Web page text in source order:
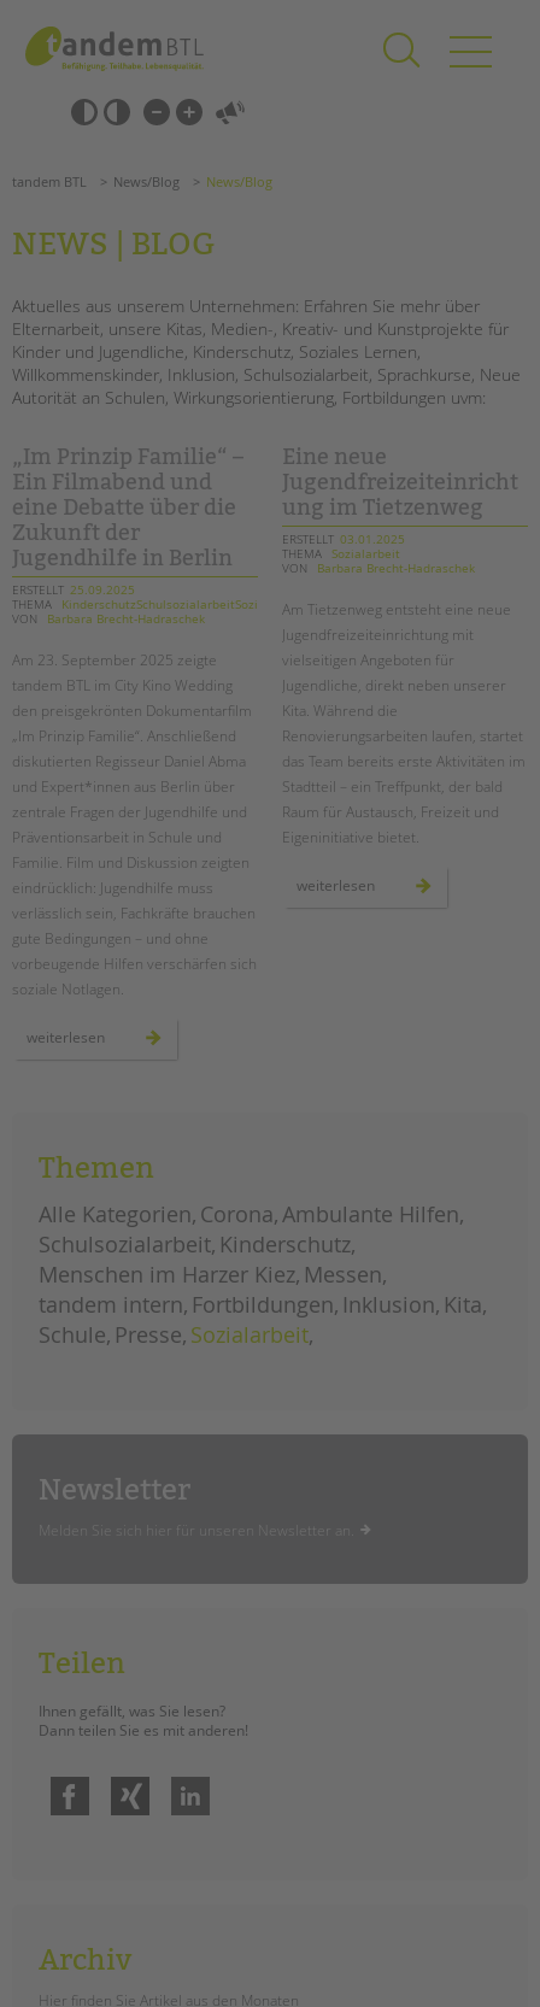
springen
Barrierefrei-
Einstellungen
überspringen
überspringen
SCHULE & GANZTAG
Grundschulen
Oberschulen
Förderzentren
Kollegs
Schulbezogene Sozialarbeit
Tagesgruppen
HILFEN ZUR ERZIEHUNG
EINGLIEDERUNGSHILFE
TANDEM BTL AKADEMIE
Zertfikatskurse
Seminarkalender
Seminarräume
STADTTEILARBEIT
PROFIL | LEITBILD
Bereiche im Überblick
Kinder- und Jugendschutz
Unsere Videos
Gesellschafter VdK
Stellenangebote
NEWS/BLOG
unkuerzbar
Briefe an Kai
Impressum
Datenschutz
Intranet
tandem BTL News/Blog News/Blog
NEWS | BLOG
Aktuelles aus unserem Unternehmen: Erfahren Sie mehr über
Elternarbeit, unsere Kitas, Medien-, Kreativ- und Kunstprojekte für
Kinder und Jugendliche, Kinderschutz, Soziales Lernen,
Willkommenskinder, Inklusion, Schulsozialarbeit, Sprachkurse, Neue
Autorität an Schulen, Wirkungsorientierung, Fortbildungen uvm:
„Im Prinzip Familie“ –
Ein Filmabend und
eine Debatte über die
Zukunft der
Jugendhilfe in Berlin
ERSTELLT 25.09.2025
THEMA
KinderschutzSchulsozialarbeitSozialarbeit
VON
Barbara Brecht-Hadraschek
Am 23. September 2025 zeigte
tandem BTL im City Kino Wedding
den preisgekrönten Dokumentarfilm
„Im Prinzip Familie“. Anschließend
diskutierten Regisseur Daniel Abma
und Expert*innen aus Berlin über
zentrale Fragen der Jugendhilfe und
Präventionsarbeit in Schule und
Familie. Film und Diskussion zeigten
eindrücklich: Jugendhilfe muss
verlässlich sein, Fachkräfte brauchen
gute Bedingungen – und ohne
vorbeugende Hilfen verschärfen sich
soziale Notlagen.
weiterlesen
über
die
der
jugendhilfe
in
berlin
Eine neue
Jugendfreizeiteinricht
ung im Tietzenweg
ERSTELLT 03.01.2025
THEMA Sozialarbeit
VON
Barbara Brecht-Hadraschek
Am Tietzenweg entsteht eine neue
Jugendfreizeiteinrichtung mit
vielseitigen Angeboten für
Jugendliche, direkt neben unserer
Kita. Während die
Renovierungsarbeiten laufen, startet
das Team bereits erste Aktivitäten im
Stadtteil – ein Treffpunkt, der bald
Raum für Austausch, Freizeit und
Eigeninitiative bietet.
weiterlesen
Themen
Alle Kategorien Corona Ambulante Hilfen
Schulsozialarbeit Kinderschutz
Menschen im Harzer Kiez Messen
tandem intern Fortbildungen Inklusion Kita
Schule Presse Sozialarbeit
Newsletter
Melden Sie sich hier für unseren Newsletter an.
Teilen
Ihnen gefällt, was Sie lesen?
Dann teilen Sie es mit anderen!
Facebook
Archiv
Hier finden Sie Artikel aus den Monaten